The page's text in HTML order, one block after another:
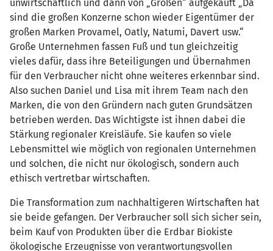
unwirtschaftlich und dann von „Großen“ aufgekauft „Da
sind die großen Konzerne schon wieder Eigentümer der
großen Marken Provamel, Oatly, Natumi, Davert usw.“
Große Unternehmen fassen Fuß und tun gleichzeitig
vieles dafür, dass ihre Beteiligungen und Übernahmen
für den Verbraucher nicht ohne weiteres erkennbar sind.
Also suchen Daniel und Lisa mit ihrem Team nach den
Marken, die von den Gründern nach guten Grundsätzen
betrieben werden. Das Wichtigste ist ihnen dabei die
Stärkung regionaler Kreisläufe. Sie kaufen so viele
Lebensmittel wie möglich von regionalen Unternehmen
und solchen, die nicht nur ökologisch, sondern auch
ethisch vertretbar wirtschaften.
Die Transformation zum nachhaltigeren Wirtschaften hat
sie beide gefangen. Der Verbraucher soll sich sicher sein,
beim Kauf von Produkten über die Erdbar Biokiste
ökologische Erzeugnisse von verantwortungsvollen